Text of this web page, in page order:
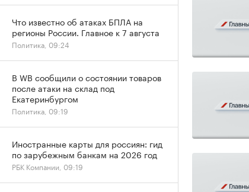
Что известно об атаках БПЛА на
регионы России. Главное к 7 августа
Политика, 09:24
В WB сообщили о состоянии товаров
после атаки на склад под
Екатеринбургом
Политика, 09:19
Иностранные карты для россиян: гид
по зарубежным банкам на 2026 год
РБК Компании, 09:19